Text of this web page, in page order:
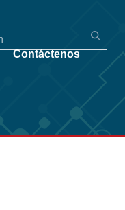
Contáctenos